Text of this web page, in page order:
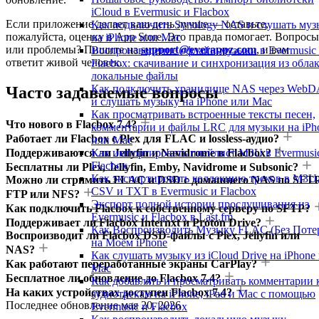
iCloud в Evermusic и Flacbox
Как подключить Synology NAS и слушать
на iPhone или Mac
Воспроизведение офлайн-музыки в Evermusic
Flacbox: скачивание и синхронизация из
локальные файлы
Как подключить хранилище NAS через
и слушать музыку на iPhone или Mac
Как просматривать встроенные тексты песен,
комментарии и файлы LRC для музыки на
или Mac
Как импортировать плейлист M3U в
Flacbox
Как экспортировать коллекцию треков в M3U,
CSV и TXT в Evermusic и Flacbox
Экспорт полной истории прослушивания из
Evermusic и Flacbox в Last.fm
Как Воспроизводить Музыку FLAC (Без
на Моём iPhone
Как слушать музыку из iCloud Drive на iPhone
Mac
Как добавлять и просматривать комментарии
аудиотрекам на iPhone, iPad и Mac с помощью
Evermusic и Flacbox
Если приложение делает ваш день лучше — оставьте,
пожалуйста, оценку в App Store. Это правда помогает. Вопросы
или проблемы? Пишите наsupport@everappz.com, и вам
ответит живой человек.
Часто задаваемые вопросы
Что нового в Flacbox 7.4?
Работает ли Flacbox с Plex для FLAC и lossless-аудио?
Поддерживаются ли Jellyfin и Navidrome в Flacbox?
Бесплатны ли Plex, Jellyfin, Emby, Navidrome и Subsonic?
Можно ли стримить FLAC и DSD с домашнего NAS по
FTP или NFS?
Как подключить Flacbox к собственному серверу по SFTP?
Поддерживает ли Flacbox Internxt и Proton Drive?
Воспроизводит ли Flacbox DSD-файлы с Plex, Jellyfin или
NAS?
Как работают переработанные экраны CarPlay?
Бесплатное ли обновление до Flacbox 7.4?
На каких устройствах доступен Flacbox 7.4?
Последнее обновлениемая 20, 2026